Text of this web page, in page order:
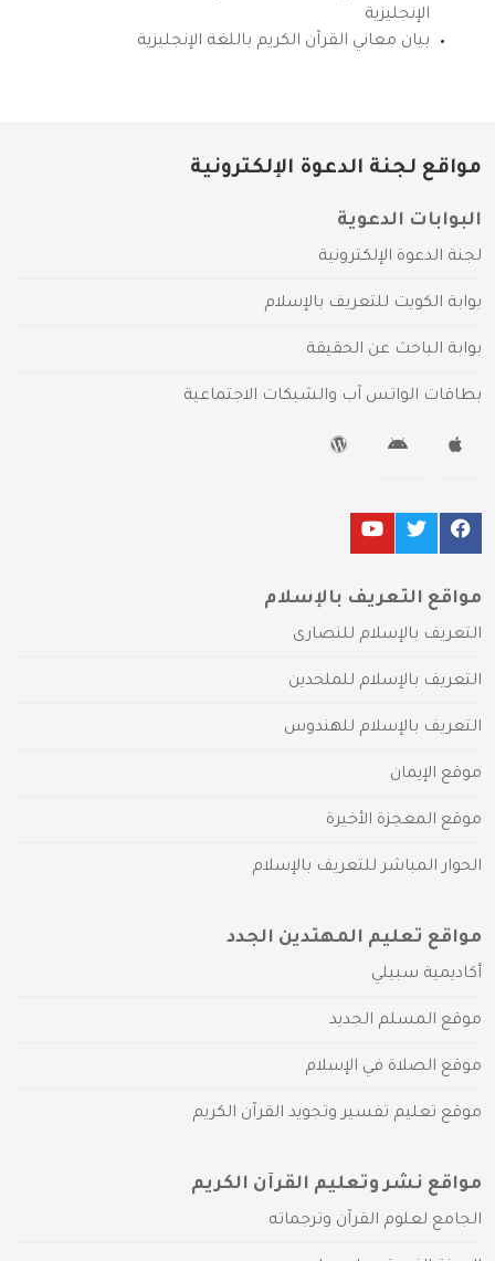
الإنجليزية
بيان معاني القرآن الكريم باللغة الإنجليزية
مواقع لجنة الدعوة الإلكترونية
البوابات الدعوية
لجنة الدعوة الإلكترونية
بوابة الكويت للتعريف بالإسلام
بوابة الباحث عن الحقيقة
بطاقات الواتس آب والشبكات الاجتماعية
مواقع التعريف بالإسلام
التعريف بالإسلام للنصارى
التعريف بالإسلام للملحدين
التعريف بالإسلام للهندوس
موقع الإيمان
موقع المعجزة الأخيرة
الحوار المباشر للتعريف بالإسلام
مواقع تعليم المهتدين الجدد
أكاديمية سبيلي
موقع المسلم الجديد
موقع الصلاة في الإسلام
موقع تعليم تفسير وتجويد القرآن الكريم
مواقع نشر وتعليم القرآن الكريم
الجامع لعلوم القرآن وترجماته